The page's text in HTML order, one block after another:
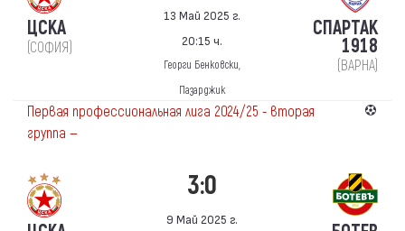
ЦСКА
(СОФИЯ)
13 Май 2025 г.
20:15 ч.
Георги Бенковски,
Пазарджик
СПАРТАК
1918
(ВАРНА)
Первая профессиональная лига 2024/25 - вторая
группа —
3:0
9 Май 2025 г.